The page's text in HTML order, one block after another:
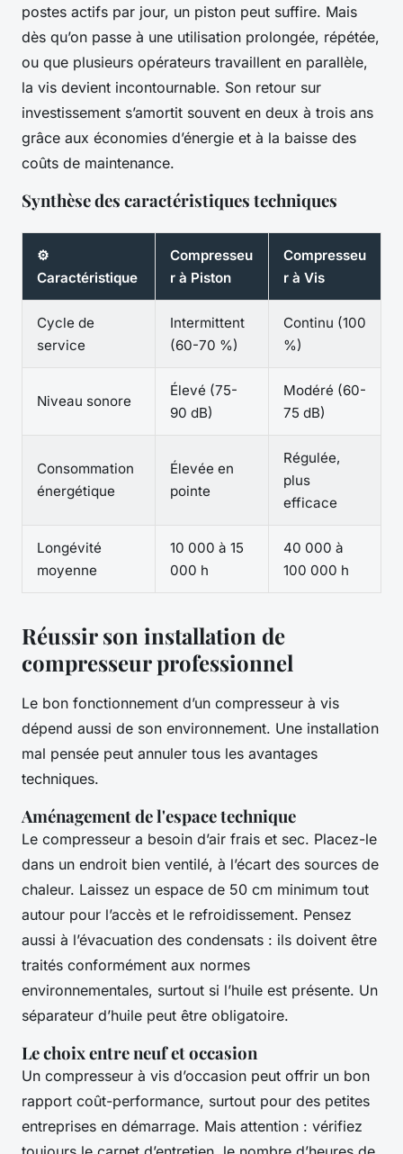
postes actifs par jour, un piston peut suffire. Mais
dès qu’on passe à une utilisation prolongée, répétée,
ou que plusieurs opérateurs travaillent en parallèle,
la vis devient incontournable. Son retour sur
investissement s’amortit souvent en deux à trois ans
grâce aux économies d’énergie et à la baisse des
coûts de maintenance.
Synthèse des caractéristiques techniques
⚙️
Caractéristique
Compresseu
r à Piston
Compresseu
r à Vis
Cycle de
service
Intermittent
(60-70 %)
Continu (100
%)
Niveau sonore
Élevé (75-
90 dB)
Modéré (60-
75 dB)
Consommation
énergétique
Élevée en
pointe
Régulée,
plus
efficace
Longévité
moyenne
10 000 à 15
000 h
40 000 à
100 000 h
Réussir son installation de
compresseur professionnel
Le bon fonctionnement d’un compresseur à vis
dépend aussi de son environnement. Une installation
mal pensée peut annuler tous les avantages
techniques.
Aménagement de l'espace technique
Le compresseur a besoin d’air frais et sec. Placez-le
dans un endroit bien ventilé, à l’écart des sources de
chaleur. Laissez un espace de 50 cm minimum tout
autour pour l’accès et le refroidissement. Pensez
aussi à l’évacuation des condensats : ils doivent être
traités conformément aux normes
environnementales, surtout si l’huile est présente. Un
séparateur d’huile peut être obligatoire.
Le choix entre neuf et occasion
Un compresseur à vis d’occasion peut offrir un bon
rapport coût-performance, surtout pour des petites
entreprises en démarrage. Mais attention : vérifiez